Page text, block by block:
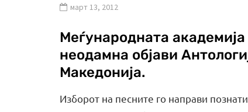
март 13, 2012
Меѓународната
неодамна објави
Македонија.
Изборот на песните го направи